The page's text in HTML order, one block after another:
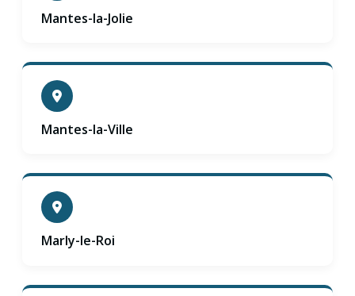
Mantes-la-Jolie
Mantes-la-Ville
Marly-le-Roi